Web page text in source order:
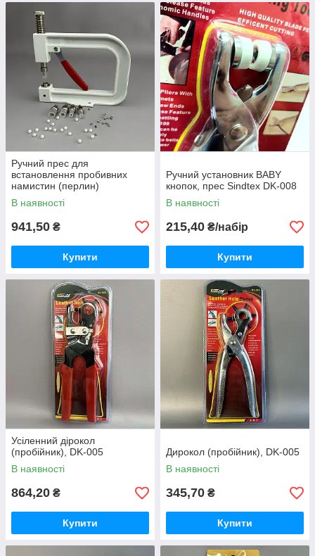
Ручний прес для
встановлення пробивних
намистин (перлин)
В наявності
941,50 ₴
Купити
Ручний установник BABY
кнопок, прес Sindtex DK-008
В наявності
215,40 ₴/набір
Купити
Усіленний дірокол
(пробійник), DK-005
В наявності
864,20 ₴
Купити
Дирокол (пробійник), DK-005
В наявності
345,70 ₴
Купити